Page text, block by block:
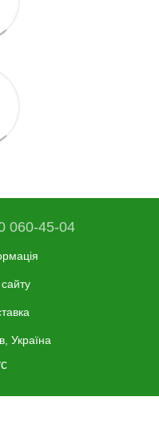
060-45-04
Україна